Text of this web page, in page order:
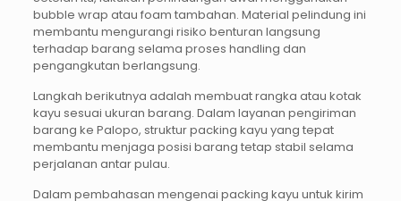
bubble wrap atau foam tambahan. Material pelindung ini
membantu mengurangi risiko benturan langsung
terhadap barang selama proses handling dan
pengangkutan berlangsung.
Langkah berikutnya adalah membuat rangka atau kotak
kayu sesuai ukuran barang. Dalam layanan pengiriman
barang ke Palopo, struktur packing kayu yang tepat
membantu menjaga posisi barang tetap stabil selama
perjalanan antar pulau.
Dalam pembahasan mengenai packing kayu untuk kirim